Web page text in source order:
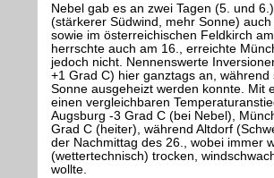
Nebel gab es an zwei Tagen (5. und
(stärkerer Südwind, mehr Sonne)
sowie im österreichischen Feldkirch
herrschte auch am 16., erreichte
jedoch nicht. Nennenswerte
+1 Grad C) hier ganztags an,
Sonne ausgeheizt werden konnte. Mit
einen vergleichbaren
Augsburg -3 Grad C (bei Nebel),
Grad C (heiter), während Altdorf
der Nachmittag des 26., wobei immer
(wettertechnisch) trocken,
wollte.